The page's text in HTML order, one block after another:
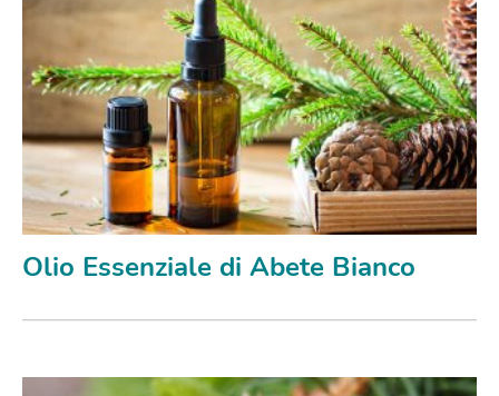
Olio Essenziale di Abete Bianco